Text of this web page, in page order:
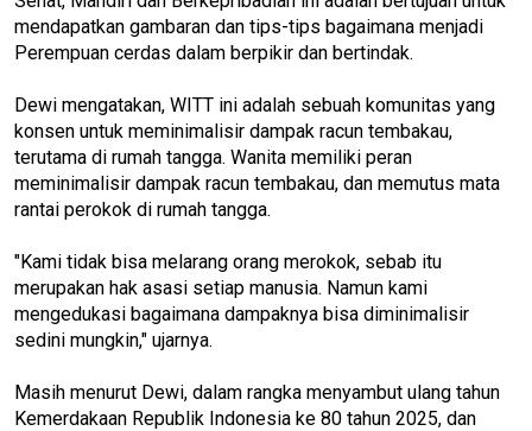
mendapatkan gambaran dan tips-tips bagaimana menjadi
Perempuan cerdas dalam berpikir dan bertindak.
Dewi mengatakan, WITT ini adalah sebuah komunitas yang
konsen untuk meminimalisir dampak racun tembakau,
terutama di rumah tangga. Wanita memiliki peran
meminimalisir dampak racun tembakau, dan memutus mata
rantai perokok di rumah tangga.
"Kami tidak bisa melarang orang merokok, sebab itu
merupakan hak asasi setiap manusia. Namun kami
mengedukasi bagaimana dampaknya bisa diminimalisir
sedini mungkin," ujarnya.
Masih menurut Dewi, dalam rangka menyambut ulang tahun
Kemerdakaan Republik Indonesia ke 80 tahun 2025, dan